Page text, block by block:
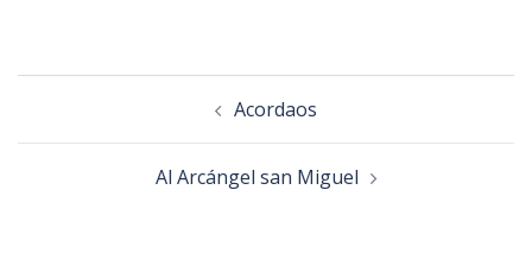
Acordaos
Al Arcángel san Miguel